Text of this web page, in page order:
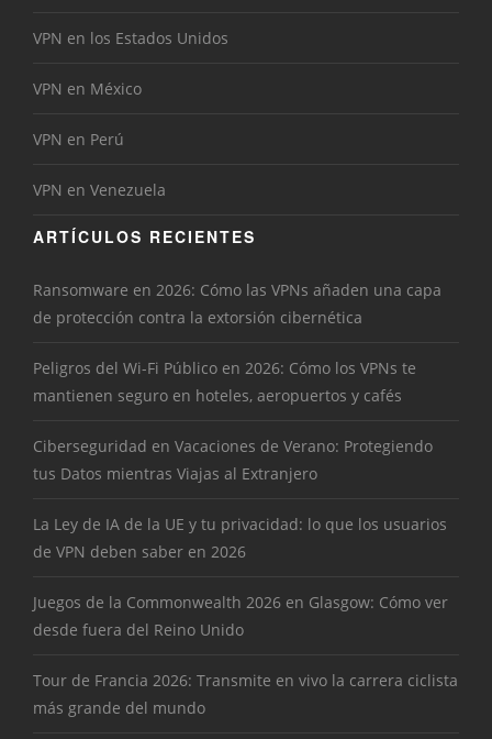
VPN en los Estados Unidos
VPN en México
VPN en Perú
VPN en Venezuela
ARTÍCULOS RECIENTES
Ransomware en 2026: Cómo las VPNs añaden una capa
de protección contra la extorsión cibernética
Peligros del Wi-Fi Público en 2026: Cómo los VPNs te
mantienen seguro en hoteles, aeropuertos y cafés
Ciberseguridad en Vacaciones de Verano: Protegiendo
tus Datos mientras Viajas al Extranjero
La Ley de IA de la UE y tu privacidad: lo que los usuarios
de VPN deben saber en 2026
Juegos de la Commonwealth 2026 en Glasgow: Cómo ver
desde fuera del Reino Unido
Tour de Francia 2026: Transmite en vivo la carrera ciclista
más grande del mundo